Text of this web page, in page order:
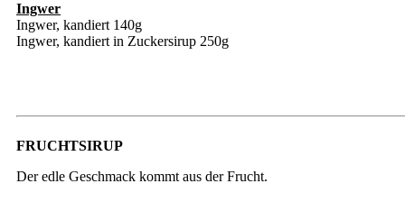
Ingwer
Ingwer, kandiert 140g
Ingwer, kandiert in Zuckersirup 250g
FRUCHTSIRUP
Der edle Geschmack kommt aus der Frucht.